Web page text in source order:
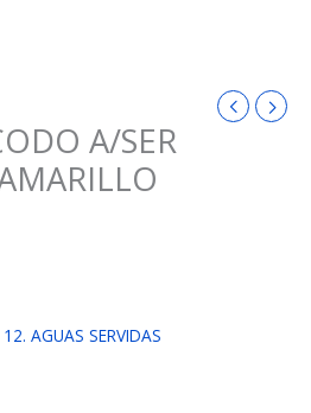
A/SER
12. AGUAS SERVIDAS